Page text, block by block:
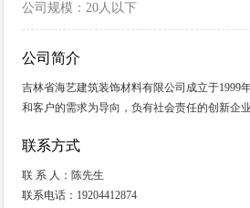
公司规模：20人以下
公司简介
吉林省海艺建筑装饰材料有限公司成立于1999
和客户的需求为导向，负有社会责任的创新企业
联系方式
联 系 人：陈先生
联系电话：19204412874